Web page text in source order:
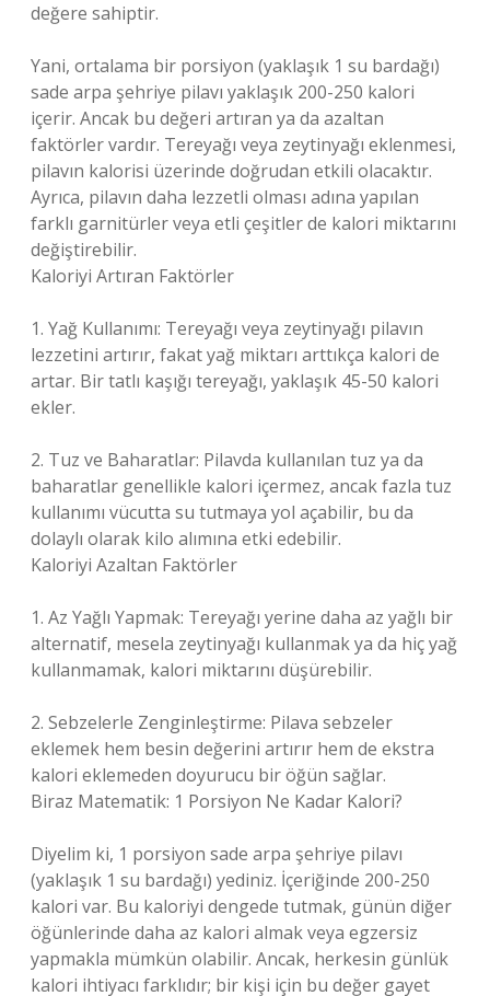
değere sahiptir.
Yani, ortalama bir porsiyon (yaklaşık 1 su bardağı)
sade arpa şehriye pilavı yaklaşık 200-250 kalori
içerir. Ancak bu değeri artıran ya da azaltan
faktörler vardır. Tereyağı veya zeytinyağı eklenmesi,
pilavın kalorisi üzerinde doğrudan etkili olacaktır.
Ayrıca, pilavın daha lezzetli olması adına yapılan
farklı garnitürler veya etli çeşitler de kalori miktarını
değiştirebilir.
Kaloriyi Artıran Faktörler
1. Yağ Kullanımı: Tereyağı veya zeytinyağı pilavın
lezzetini artırır, fakat yağ miktarı arttıkça kalori de
artar. Bir tatlı kaşığı tereyağı, yaklaşık 45-50 kalori
ekler.
2. Tuz ve Baharatlar: Pilavda kullanılan tuz ya da
baharatlar genellikle kalori içermez, ancak fazla tuz
kullanımı vücutta su tutmaya yol açabilir, bu da
dolaylı olarak kilo alımına etki edebilir.
Kaloriyi Azaltan Faktörler
1. Az Yağlı Yapmak: Tereyağı yerine daha az yağlı bir
alternatif, mesela zeytinyağı kullanmak ya da hiç yağ
kullanmamak, kalori miktarını düşürebilir.
2. Sebzelerle Zenginleştirme: Pilava sebzeler
eklemek hem besin değerini artırır hem de ekstra
kalori eklemeden doyurucu bir öğün sağlar.
Biraz Matematik: 1 Porsiyon Ne Kadar Kalori?
Diyelim ki, 1 porsiyon sade arpa şehriye pilavı
(yaklaşık 1 su bardağı) yediniz. İçeriğinde 200-250
kalori var. Bu kaloriyi dengede tutmak, günün diğer
öğünlerinde daha az kalori almak veya egzersiz
yapmakla mümkün olabilir. Ancak, herkesin günlük
kalori ihtiyacı farklıdır; bir kişi için bu değer gayet